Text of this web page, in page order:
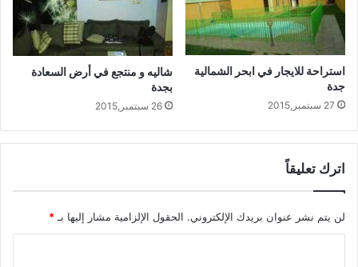
استراحة للايجار في ابحر الشمالية
جدة
27 سبتمبر,2015
شاليه و منتجع في أرض السعادة
بجدة
26 سبتمبر,2015
اترك تعليقاً
لن يتم نشر عنوان بريدك الإلكتروني. الحقول الإلزامية مشار إليها بـ *